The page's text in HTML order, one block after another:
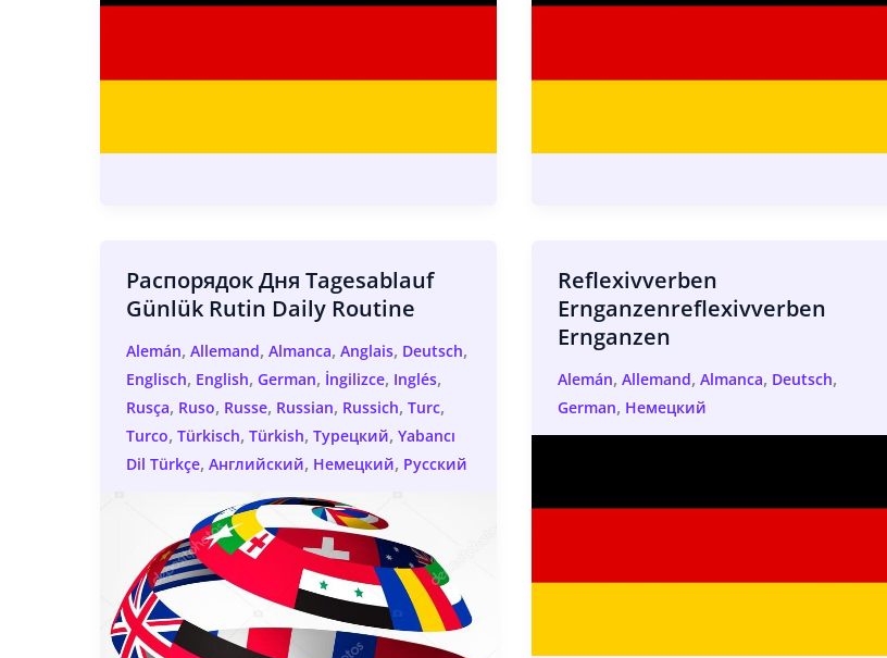
Распорядок Дня Tagesablauf
Günlük Rutin Daily Routine
Alemán, Allemand, Almanca, Anglais, Deutsch,
Englisch, English, German, İngilizce, Inglés,
Rusça, Ruso, Russe, Russian, Russich, Turc,
Turco, Türkisch, Türkish, Tурецкий, Yabancı
Dil Türkçe, Английский, Немецкий, Русский
Reflexivverben
Ernganzenreflexivverben
Ernganzen
Alemán,Allemand,Almanca, Deutsch,
German, Немецкий